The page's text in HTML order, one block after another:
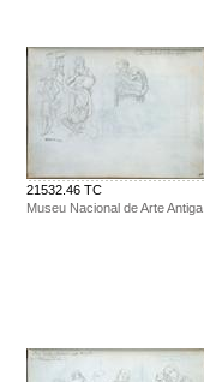
21532.46 TC
Museu Nacional de Arte Antiga